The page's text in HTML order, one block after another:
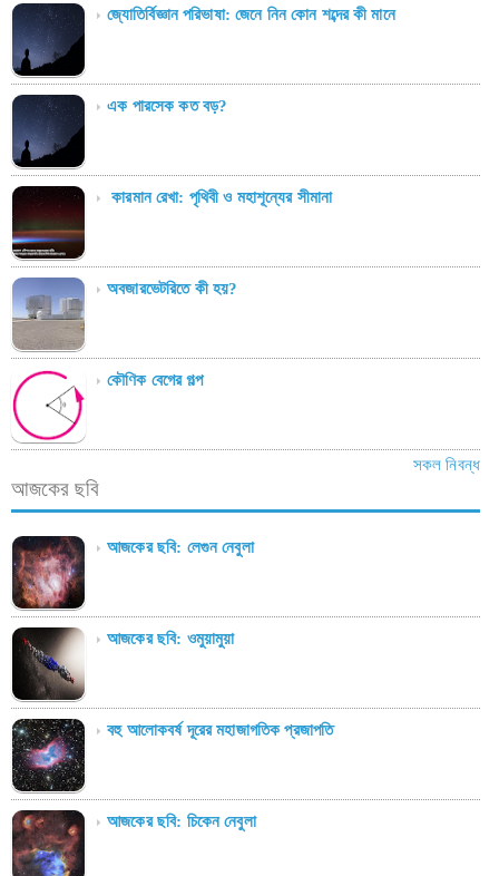
জ্যোতির্বিজ্ঞান পরিভাষা: জেনে নিন কোন শব্দের কী মানে
এক পারসেক কত বড়?
কারমান রেখা: পৃথিবী ও মহাশূন্যের সীমানা
অবজারভেটরিতে কী হয়?
কৌণিক বেগের গল্প
সকল নিবন্ধ
আজকের ছবি
আজকের ছবি: লেগুন নেবুলা
আজকের ছবি: ওমুয়ামুয়া
বহু আলোকবর্ষ দূরের মহাজাগতিক প্রজাপতি
আজকের ছবি: চিকেন নেবুলা